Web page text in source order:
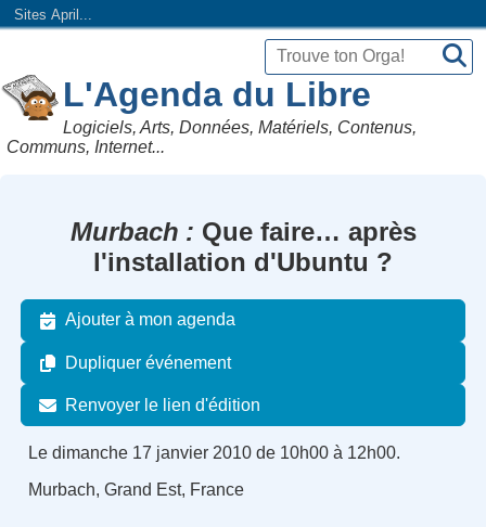
Sites April...
L'Agenda du Libre
Logiciels, Arts, Données, Matériels, Contenus,
Communs, Internet...
Murbach
Que faire… après
l'installation d'Ubuntu ?
Ajouter à mon agenda
Dupliquer événement
Renvoyer le lien d'édition
Le dimanche 17 janvier 2010 de 10h00 à 12h00.
Murbach, Grand Est, France